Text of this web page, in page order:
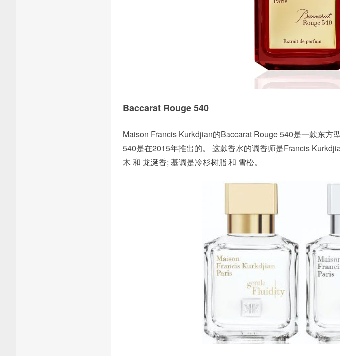
Baccarat Rouge 540
Maison Francis Kurkdjian的Baccarat Rouge 540是一款东方
540是在2015年推出的。 这款香水的调香师是Francis
木 和 龙涎香; 基调是冷杉树脂 和 雪松。